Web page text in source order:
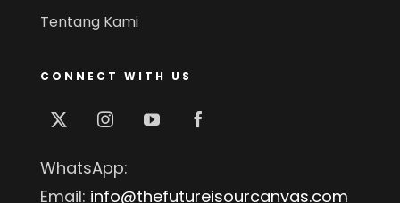
Tentang Kami
CONNECT WITH US
WhatsApp:
Email: info@thefutureisourcanvas.com